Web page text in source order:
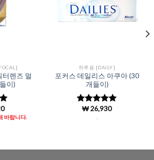
터렌즈 멀
이)
바랍니다.
하루용 [DAILY]
포커스 데일리스 아쿠아 (30
개들이)
5 중에서
로 평
₩26,930